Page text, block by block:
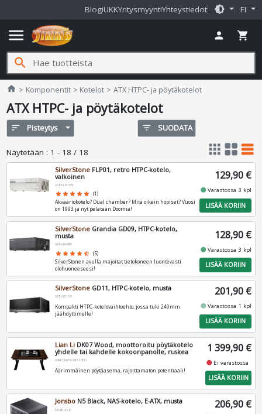
BlogiUKKYritysmyyntiYhteystiedot brightness_medium FI
menu person shopping_cart
search
home Jimms.fi
Komponentit Kotelot ATX HTPC- ja pöytäkotelot
ATX HTPC- ja pöytäkotelot
sort Pisteytys filter_list SUODATA
Näytetään : 1 - 18 / 18 apps grid_view table_rows
SilverStone FLP01, retro HTPC-kotelo,
valkoinen
SST-FLP01W
star star star star star (1)
Akvaariokotelo? Dual chamber? Mitä oikein höpiset? Vuosi
on 1993 ja nyt pelataan Doomia!
129,90 €
fiber_manual_recordVarastossa 3 kpl
LISÄÄ KORIIN
SilverStone Grandia GD09, HTPC-kotelo,
musta
SST-GD09B
star star star star star_half (5)
SilverStonen avulla majoitat tietokoneen luontevasti
olohuoneeseesi!
128,90 €
fiber_manual_recordVarastossa 3 kpl
LISÄÄ KORIIN
SilverStone GD11, HTPC-kotelo, musta
SST-GD11B
Kompakti HTPC-kotelovaihtoehto, jossa tuki 240mm
jäähdyttimelle!
201,90 €
fiber_manual_recordVarastossa 1 kpl
LISÄÄ KORIIN
Lian Li DK07 Wood, moottoroitu pöytäkotelo
yhdelle tai kahdelle kokoonpanolle, ruskea
G99.DK07X-WD.10EU
Äärimmäinen pöytäasema, rajoittamaton potentiaali!
1 399,90 €
fiber_manual_record Ei varastossa
LISÄÄ KORIIN
Jonsbo N5 Black, NAS-kotelo, E-ATX, musta
N5-BLACK 206,90 €